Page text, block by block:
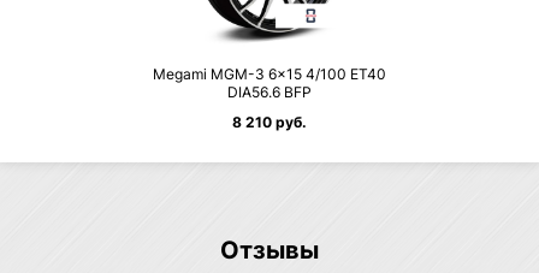
Megami MGM-3 6×15 4/100 ET40
DIA56.6 BFP
8 210 руб.
Отзывы